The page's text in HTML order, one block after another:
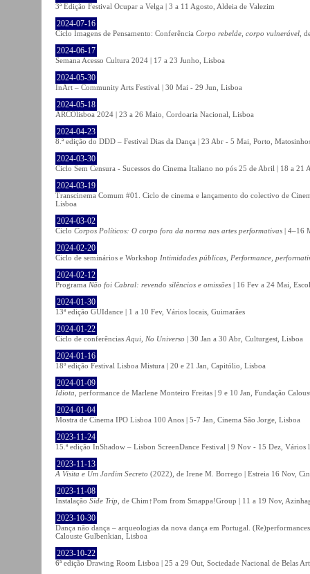
3ª Edição Festival Ocupar a Velga | 3 a 11 Agosto, Aldeia de Valezim
2024-07-16
Ciclo Imagens de Pensamento: Conferência Corpo rebelde, corpo vulnerável ,
2024-06-17
Semana Acesso Cultura 2024 | 17 a 23 Junho, Lisboa
2024-05-30
InArt – Community Arts Festival | 30 Mai - 29 Jun, Lisboa
2024-05-18
ARCOlisboa 2024 | 23 a 26 Maio, Cordoaria Nacional, Lisboa
2024-04-23
8.ª edição do DDD – Festival Dias da Dança | 23 Abr - 5 Mai, Porto,
2024-03-30
Ciclo Sem Censura - Sucessos do Cinema Italiano no pós 25 de Abril | 18 a
2024-03-19
Transcinema Comum #01. Ciclo de cinema e lançamento do colectivo de
Lisboa
2024-03-02
Ciclo Corpos Políticos: O corpo fora da norma nas artes performativas | 4–16
2024-02-20
Ciclo de seminários e Workshop Intimidades públicas, Performance,
2024-02-12
Programa Não foi Cabral: revendo silêncios e omissões | 16 Fev a 24 Mai,
2024-01-30
13ª edição GUIdance | 1 a 10 Fev, Vários locais, Guimarães
2024-01-22
Ciclo de conferências Aqui, No Universo | 30 Jan a 30 Abr, Culturgest, Lisboa
2024-01-16
18º edição Festival Lisboa Mistura | 20 e 21 Jan, Capitólio, Lisboa
2024-01-09
Idiota , performance de Marlene Monteiro Freitas | 9 e 10 Jan, Fundação
2024-01-04
Mostra de Cinema IPO Lisboa 100 Anos | 5-7 Jan, Cinema São Jorge, Lisboa
2023-11-24
15.ª edição InShadow – Lisbon ScreenDance Festival | 9 Nov - 15 Dez, Vários
2023-11-13
A Visita e Um Jardim Secreto (2022), de Irene M. Borrego | Estreia 16 Nov,
2023-11-08
Instalação Side Trip , de Chim↑Pom from Smappa!Group | 11 a 19 Nov,
2023-10-30
Dança não dança – arqueologias da nova dança em Portugal.
Calouste Gulbenkian, Lisboa
2023-10-22
6ª edição Drawing Room Lisboa | 25 a 29 Out, Sociedade Nacional de Belas